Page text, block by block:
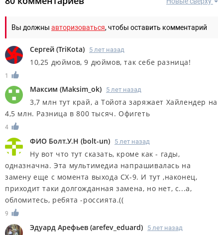
Вы должны авторизоваться, чтобы оставить комментарий
Сергей (TriKota) 5 лет назад
10,25 дюймов, 9 дюймов, так себе разница!
1
Максим (Maksim_ok) 5 лет назад
3,7 млн тут край, а Тойота заряжает Хайлендер на
4,5 млн. Разница в 800 тысяч. Офигеть
4
ФИО Болт.У.Н (bolt-un) 5 лет назад
Ну вот что тут сказать, кроме как - гады,
одназначна. Эта мультимедиа напрашивалась на
замену еще с момента выхода СХ-9. И тут ,наконец,
приходит таки долгожданная замена, но нет, с...а,
обломитесь, ребята -россията.((
9
Эдуард Арефьев (arefev_eduard) 5 лет назад